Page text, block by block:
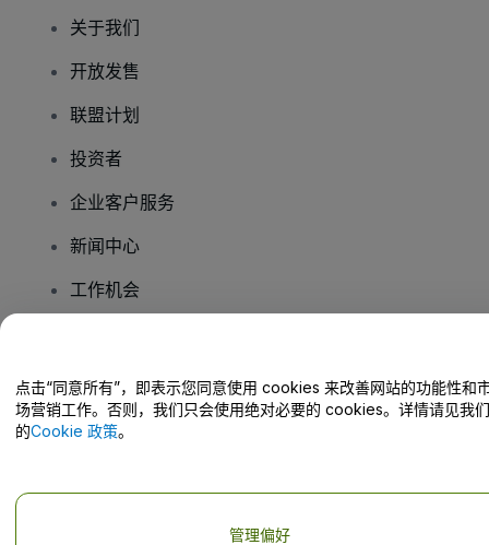
关于我们
开放发售
联盟计划
投资者
企业客户服务
新闻中心
工作机会
帮助中心 / 联系我们
点击“同意所有”，即表示您同意使用 cookies 来改善网站的功能性和
场营销工作。否则，我们只会使用绝对必要的 cookies。详情请见我们
的Cookie 政策。
管理偏好